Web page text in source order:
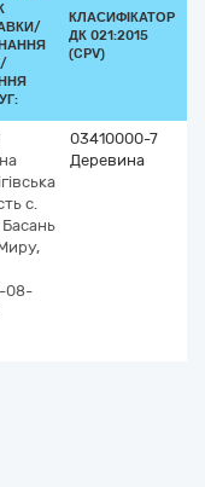
КЛАСИФІКАТОР
ДК 021:2015
(CPV)
с.
08-
03410000-7
Деревина